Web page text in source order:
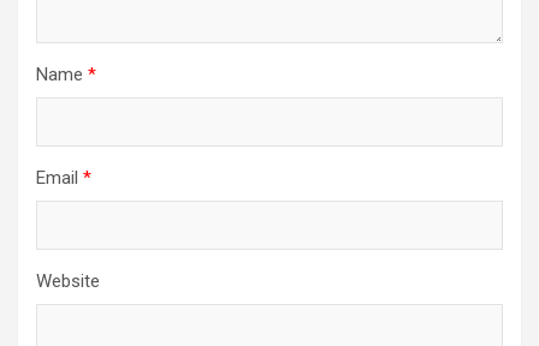
Name *
Email *
Website